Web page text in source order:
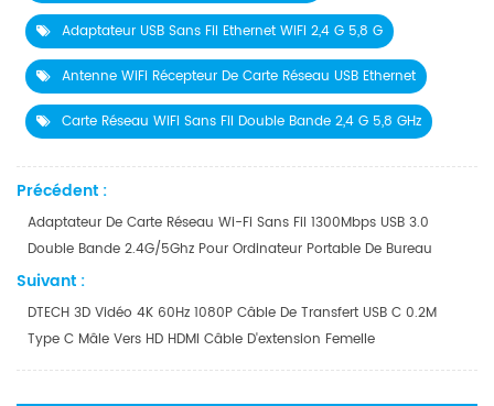
Adaptateur USB Sans Fil Ethernet WiFi 2,4 G 5,8 G
Antenne WiFi Récepteur De Carte Réseau USB Ethernet
Carte Réseau WiFi Sans Fil Double Bande 2,4 G 5,8 GHz
Précédent :
Adaptateur De Carte Réseau Wi-Fi Sans Fil 1300Mbps USB 3.0
Double Bande 2.4G/5Ghz Pour Ordinateur Portable De Bureau
Suivant :
DTECH 3D Vidéo 4K 60Hz 1080P Câble De Transfert USB C 0.2M
Type C Mâle Vers HD HDMI Câble D'extension Femelle